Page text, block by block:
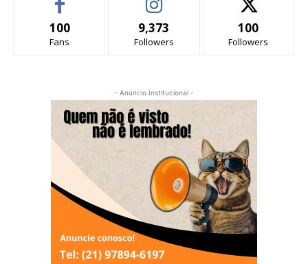
100
Fans
9,373
Followers
100
Followers
- Anúncio Institucional -